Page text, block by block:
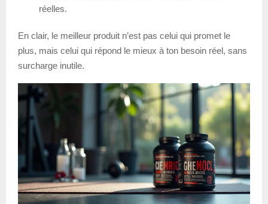
réelles.
En clair, le meilleur produit n’est pas celui qui promet le
plus, mais celui qui répond le mieux à ton besoin réel, sans
surcharge inutile.